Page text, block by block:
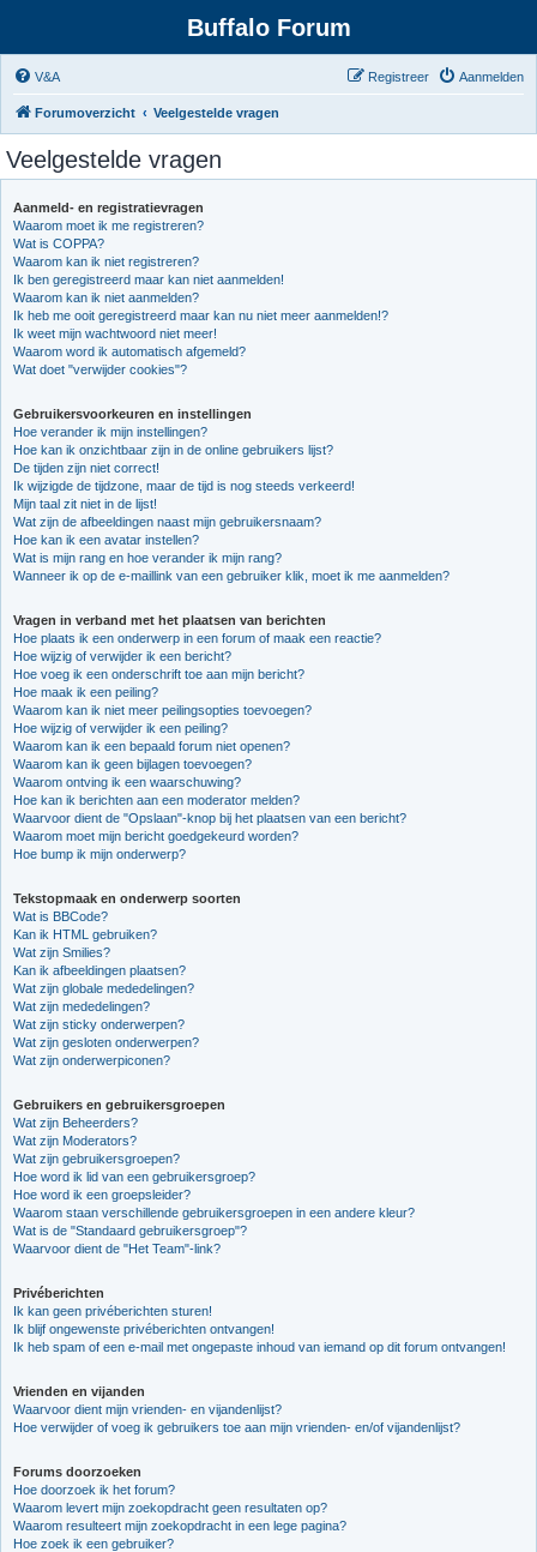
Buffalo Forum
V&A Aanmelden
Registreer
Forumoverzicht Veelgestelde vragen
Veelgestelde vragen
Aanmeld- en registratievragen
Waarom moet ik me registreren?
Wat is COPPA?
Waarom kan ik niet registreren?
Ik ben geregistreerd maar kan niet aanmelden!
Waarom kan ik niet aanmelden?
Ik heb me ooit geregistreerd maar kan nu niet meer aanmelden!?
Ik weet mijn wachtwoord niet meer!
Waarom word ik automatisch afgemeld?
Wat doet "verwijder cookies"?
Gebruikersvoorkeuren en instellingen
Hoe verander ik mijn instellingen?
Hoe kan ik onzichtbaar zijn in de online gebruikers lijst?
De tijden zijn niet correct!
Ik wijzigde de tijdzone, maar de tijd is nog steeds verkeerd!
Mijn taal zit niet in de lijst!
Wat zijn de afbeeldingen naast mijn gebruikersnaam?
Hoe kan ik een avatar instellen?
Wat is mijn rang en hoe verander ik mijn rang?
Wanneer ik op de e-maillink van een gebruiker klik, moet ik me aanmelden?
Vragen in verband met het plaatsen van berichten
Hoe plaats ik een onderwerp in een forum of maak een reactie?
Hoe wijzig of verwijder ik een bericht?
Hoe voeg ik een onderschrift toe aan mijn bericht?
Hoe maak ik een peiling?
Waarom kan ik niet meer peilingsopties toevoegen?
Hoe wijzig of verwijder ik een peiling?
Waarom kan ik een bepaald forum niet openen?
Waarom kan ik geen bijlagen toevoegen?
Waarom ontving ik een waarschuwing?
Hoe kan ik berichten aan een moderator melden?
Waarvoor dient de "Opslaan"-knop bij het plaatsen van een bericht?
Waarom moet mijn bericht goedgekeurd worden?
Hoe bump ik mijn onderwerp?
Tekstopmaak en onderwerp soorten
Wat is BBCode?
Kan ik HTML gebruiken?
Wat zijn Smilies?
Kan ik afbeeldingen plaatsen?
Wat zijn globale mededelingen?
Wat zijn mededelingen?
Wat zijn sticky onderwerpen?
Wat zijn gesloten onderwerpen?
Wat zijn onderwerpiconen?
Gebruikers en gebruikersgroepen
Wat zijn Beheerders?
Wat zijn Moderators?
Wat zijn gebruikersgroepen?
Hoe word ik lid van een gebruikersgroep?
Hoe word ik een groepsleider?
Waarom staan verschillende gebruikersgroepen in een andere kleur?
Wat is de "Standaard gebruikersgroep"?
Waarvoor dient de "Het Team"-link?
Privéberichten
Ik kan geen privéberichten sturen!
Ik blijf ongewenste privéberichten ontvangen!
Ik heb spam of een e-mail met ongepaste inhoud van iemand op dit forum ontvangen!
Vrienden en vijanden
Waarvoor dient mijn vrienden- en vijandenlijst?
Hoe verwijder of voeg ik gebruikers toe aan mijn vrienden- en/of vijandenlijst?
Forums doorzoeken
Hoe doorzoek ik het forum?
Waarom levert mijn zoekopdracht geen resultaten op?
Waarom resulteert mijn zoekopdracht in een lege pagina?
Hoe zoek ik een gebruiker?